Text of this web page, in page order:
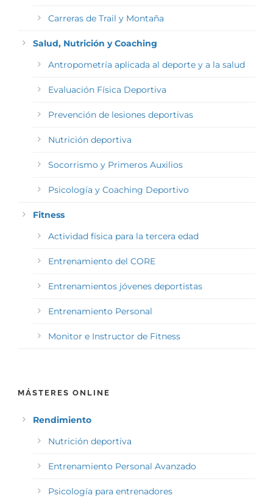
Carreras de Trail y Montaña
Salud, Nutrición y Coaching
Antropometría aplicada al deporte y a la salud
Evaluación Física Deportiva
Prevención de lesiones deportivas
Nutrición deportiva
Socorrismo y Primeros Auxilios
Psicología y Coaching Deportivo
Fitness
Actividad física para la tercera edad
Entrenamiento del CORE
Entrenamientos jóvenes deportistas
Entrenamiento Personal
Monitor e Instructor de Fitness
MÁSTERES ONLINE
Rendimiento
Nutrición deportiva
Entrenamiento Personal Avanzado
Psicología para entrenadores